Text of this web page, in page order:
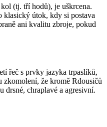
(tj. tří hodů), je uškrcena.
klasický útok, kdy si postava
ani kvalitu zbroje, pokud
řeč s prvky jazyka trpaslíků,
zkomolení, že kromě Rdousičů
drsné, chraplavé a agresivní.